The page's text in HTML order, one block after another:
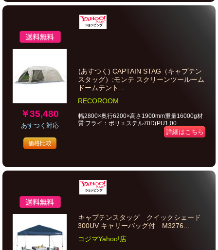
￥35,480
あすつく対応
価格比較
(あすつく) CAPTAIN STAG（キャプテン
スタッグ）:モンテ スクリーンツールーム
ドームテント...
RECOROOM
幅2800×奥行6200×高さ1900mm重量16000g材
質:フライ：ポリエステル70D(PU1,00...
詳細はこちら
キャプテンスタッグ クイックシェード
300UV キャリーバッグ付 M3276...
コジマYahoo!店